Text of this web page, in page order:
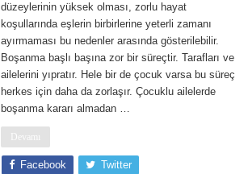
düzeylerinin yüksek olması, zorlu hayat
koşullarında eşlerin birbirlerine yeterli zamanı
ayırmaması bu nedenler arasında gösterilebilir.
Boşanma başlı başına zor bir süreçtir. Tarafları ve
ailelerini yıpratır. Hele bir de çocuk varsa bu süreç
herkes için daha da zorlaşır. Çocuklu ailelerde
boşanma kararı almadan …
Devamı
Facebook Twitter